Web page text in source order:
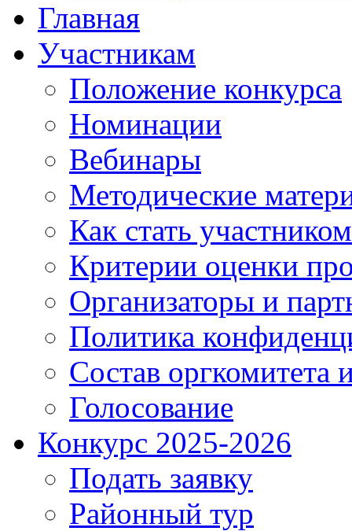
Главная
Участникам
Положение конкурса
Номинации
Вебинары
Методические
Как стать участником
Критерии оценки
Организаторы и
Политика
Состав оргкомитета
Голосование
Конкурс 2025-2026
Подать заявку
Районный тур